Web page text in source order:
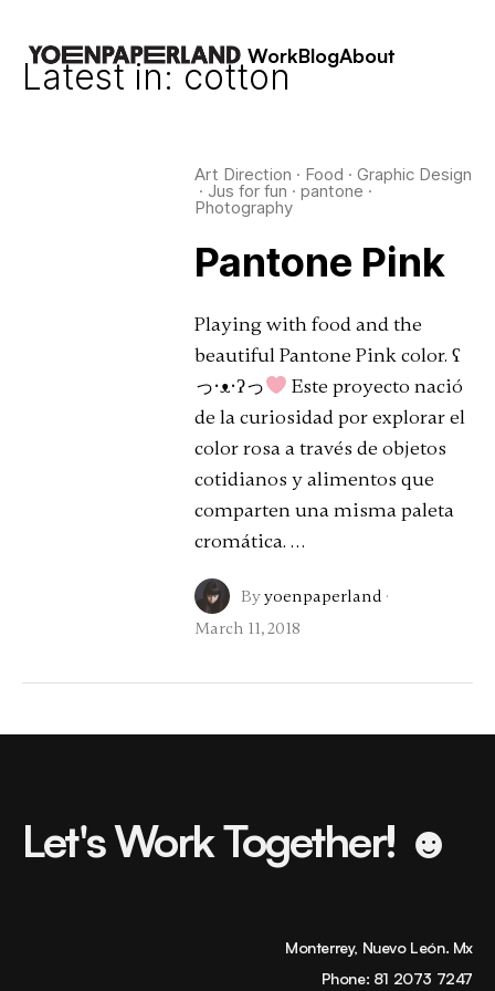
WorkBlogAbout
Latest in: cotton
Art Direction · Food · Graphic Design
· Jus for fun · pantone ·
Photography
Pantone Pink
Playing with food and the
beautiful Pantone Pink color. ʕ
っ•ᴥ•ʔっ
Este proyecto nació
de la curiosidad por explorar el
color rosa a través de objetos
cotidianos y alimentos que
comparten una misma paleta
cromática. …
Byyoenpaperland ·
March 11, 2018
Let's Work Together! ☻
Monterrey, Nuevo León. Mx
Phone: 81 2073 7247